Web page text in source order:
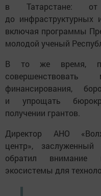
в Татарстане:
до инфраструктурных
включая программы
молодой ученый
В то же время, по
совершенствовать
финансирования,
и упрощать
получении грантов.
Директор АНО
центр»,
обратил внимание
экосистемы для